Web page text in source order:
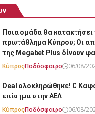
Ποια ομάδα θα κατακτήσει
πρωτάθλημα Κύπρου; Οι
της Megabet Plus δίνουν
ΚύπροςΠοδόσφαιρο 06/08/
Deal ολοκληρώθηκε! Ο
επίσημα στην ΑΕΛ
ΚύπροςΠοδόσφαιρο 06/08/